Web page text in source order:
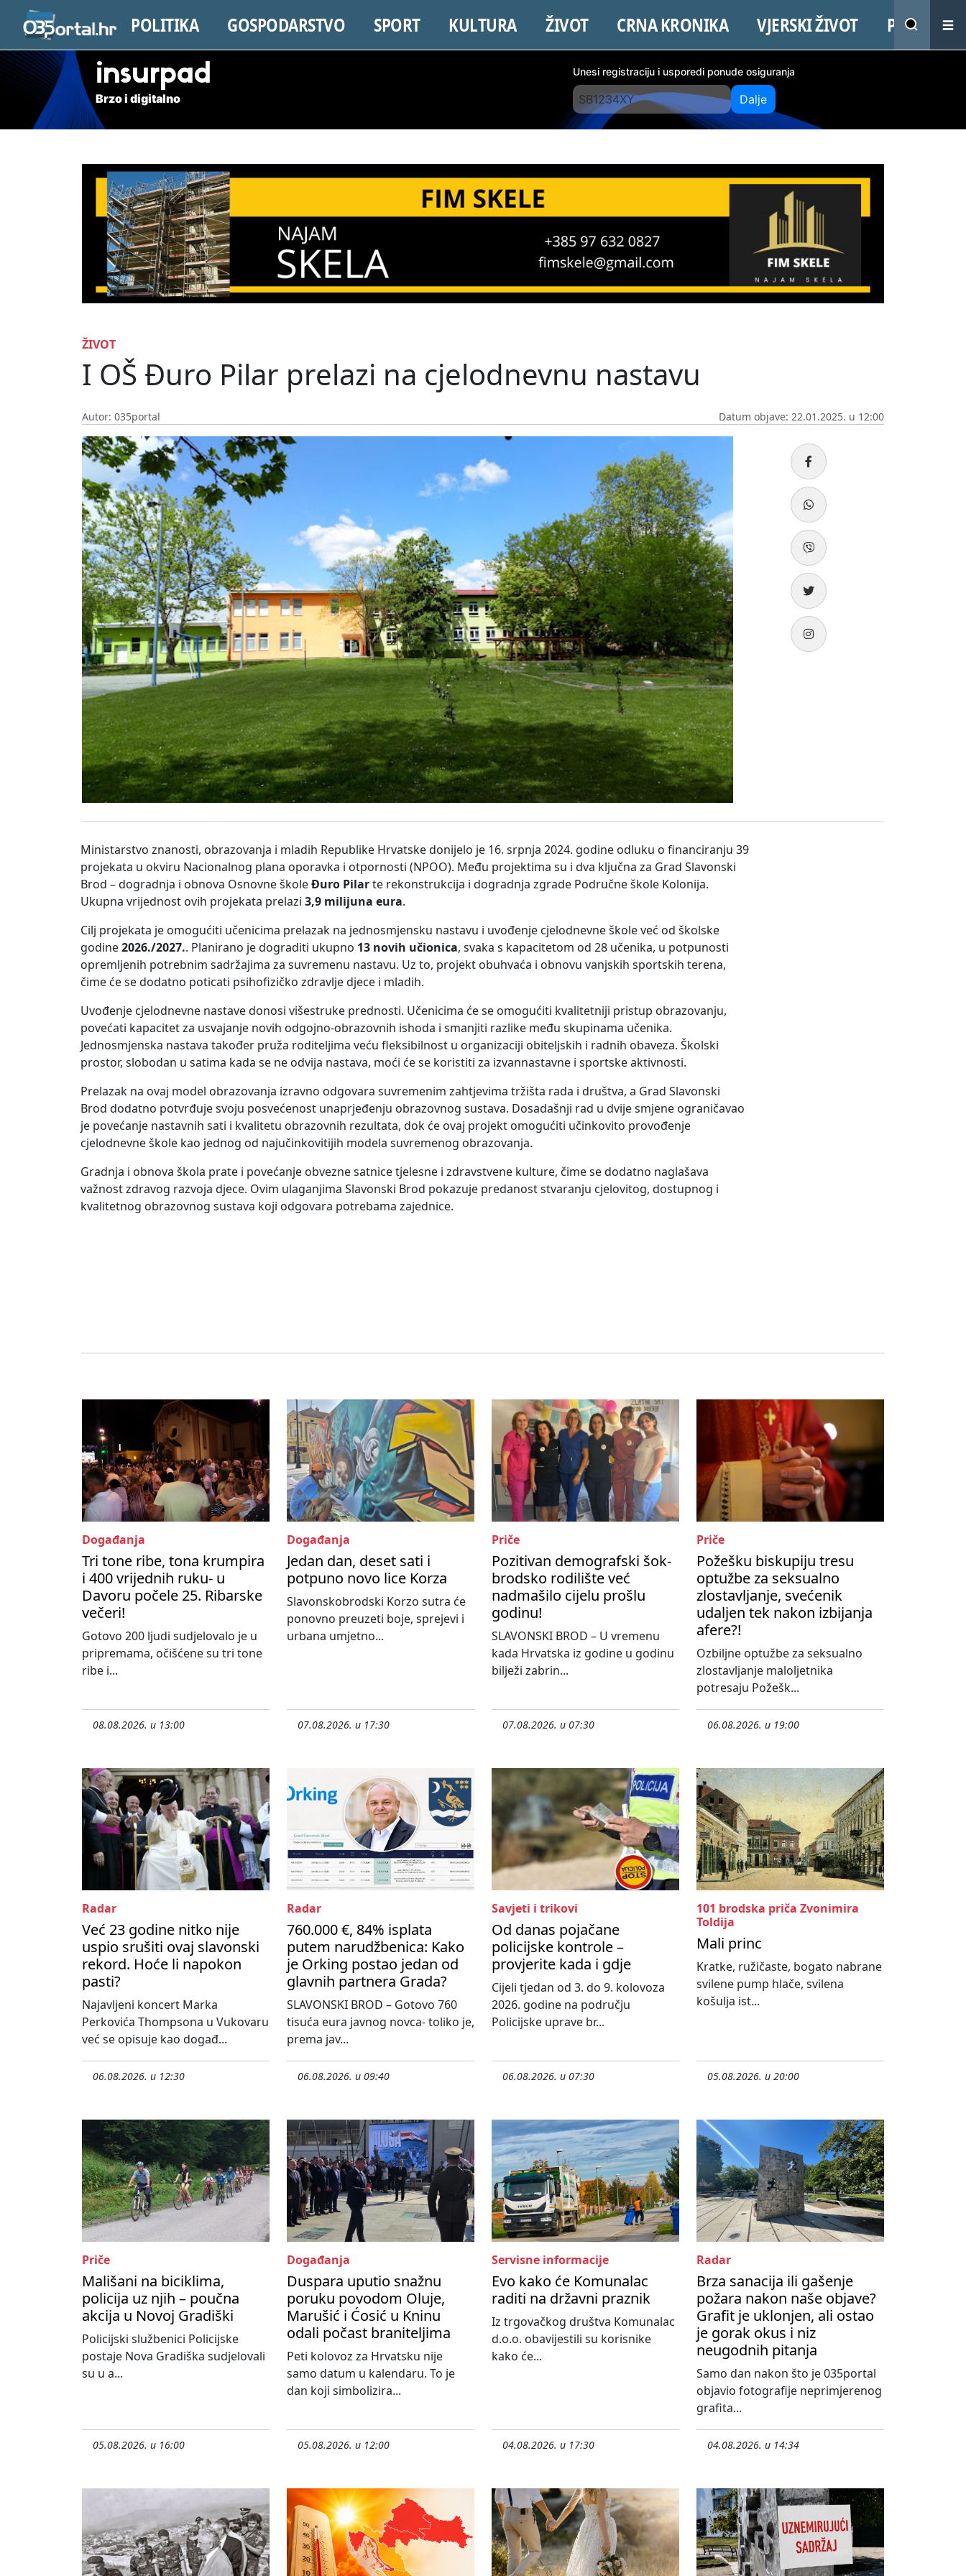
POLITIKA GOSPODARSTVO SPORT KULTURA ŽIVOT CRNA KRONIKA VJERSKI ŽIVOT PROMO
insurpad
Brzo i digitalno
Unesi registraciju i usporedi ponude osiguranja
Dalje
ŽIVOT
I OŠ Đuro Pilar prelazi na cjelodnevnu nastavu
Autor: 035portal Datum objave: 22.01.2025. u 12:00
Ministarstvo znanosti, obrazovanja i mladih Republike Hrvatske donijelo je 16. srpnja 2024. godine odluku o financiranju 39
projekata u okviru Nacionalnog plana oporavka i otpornosti (NPOO). Među projektima su i dva ključna za Grad Slavonski
Brod – dogradnja i obnova Osnovne školeĐuro Pilarte rekonstrukcija i dogradnja zgrade Područne škole Kolonija.
Ukupna vrijednost ovih projekata prelazi 3,9 milijuna eura.
Cilj projekata je omogućiti učenicima prelazak na jednosmjensku nastavu i uvođenje cjelodnevne škole već od školske
godine2026./2027.. Planirano je dograditi ukupno 13 novih učionica, svaka s kapacitetom od 28 učenika, u potpunosti
opremljenih potrebnim sadržajima za suvremenu nastavu. Uz to, projekt obuhvaća i obnovu vanjskih sportskih terena,
čime će se dodatno poticati psihofizičko zdravlje djece i mladih.
Uvođenje cjelodnevne nastave donosi višestruke prednosti. Učenicima će se omogućiti kvalitetniji pristup obrazovanju,
povećati kapacitet za usvajanje novih odgojno-obrazovnih ishoda i smanjiti razlike među skupinama učenika.
Jednosmjenska nastava također pruža roditeljima veću fleksibilnost u organizaciji obiteljskih i radnih obaveza. Školski
prostor, slobodan u satima kada se ne odvija nastava, moći će se koristiti za izvannastavne i sportske aktivnosti.
Prelazak na ovaj model obrazovanja izravno odgovara suvremenim zahtjevima tržišta rada i društva, a Grad Slavonski
Brod dodatno potvrđuje svoju posvećenost unaprjeđenju obrazovnog sustava. Dosadašnji rad u dvije smjene ograničavao
je povećanje nastavnih sati i kvalitetu obrazovnih rezultata, dok će ovaj projekt omogućiti učinkovito provođenje
cjelodnevne škole kao jednog od najučinkovitijih modela suvremenog obrazovanja.
Gradnja i obnova škola prate i povećanje obvezne satnice tjelesne i zdravstvene kulture, čime se dodatno naglašava
važnost zdravog razvoja djece. Ovim ulaganjima Slavonski Brod pokazuje predanost stvaranju cjelovitog, dostupnog i
kvalitetnog obrazovnog sustava koji odgovara potrebama zajednice.
Događanja
Tri tone ribe, tona krumpira
i 400 vrijednih ruku- u
Davoru počele 25. Ribarske
večeri!
Gotovo 200 ljudi sudjelovalo je u
pripremama, očišćene su tri tone
ribe i...
08.08.2026. u 13:00
Događanja
Jedan dan, deset sati i
potpuno novo lice Korza
Slavonskobrodski Korzo sutra će
ponovno preuzeti boje, sprejevi i
urbana umjetno...
07.08.2026. u 17:30
Priče
Pozitivan demografski šok-
brodsko rodilište već
nadmašilo cijelu prošlu
godinu!
SLAVONSKI BROD – U vremenu
kada Hrvatska iz godine u godinu
bilježi zabrin...
07.08.2026. u 07:30
Priče
Požešku biskupiju tresu
optužbe za seksualno
zlostavljanje, svećenik
udaljen tek nakon izbijanja
afere?!
Ozbiljne optužbe za seksualno
zlostavljanje maloljetnika
potresaju Požešk...
06.08.2026. u 19:00
Radar
Već 23 godine nitko nije
uspio srušiti ovaj slavonski
rekord. Hoće li napokon
pasti?
Najavljeni koncert Marka
Perkovića Thompsona u Vukovaru
već se opisuje kao događ...
06.08.2026. u 12:30
Radar
760.000 €, 84% isplata
putem narudžbenica: Kako
je Orking postao jedan od
glavnih partnera Grada?
SLAVONSKI BROD – Gotovo 760
tisuća eura javnog novca- toliko je,
prema jav...
06.08.2026. u 09:40
Savjeti i trikovi
Od danas pojačane
policijske kontrole –
provjerite kada i gdje
Cijeli tjedan od 3. do 9. kolovoza
2026. godine na području
Policijske uprave br...
06.08.2026. u 07:30
101 brodska priča Zvonimira
Toldija
Mali princ
Kratke, ružičaste, bogato nabrane
svilene pump hlače, svilena
košulja ist...
05.08.2026. u 20:00
Priče
Mališani na biciklima,
policija uz njih – poučna
akcija u Novoj Gradiški
Policijski službenici Policijske
postaje Nova Gradiška sudjelovali
su u a...
05.08.2026. u 16:00
Događanja
Duspara uputio snažnu
poruku povodom Oluje,
Marušić i Ćosić u Kninu
odali počast braniteljima
Peti kolovoz za Hrvatsku nije
samo datum u kalendaru. To je
dan koji simbolizira...
05.08.2026. u 12:00
Servisne informacije
Evo kako će Komunalac
raditi na državni praznik
Iz trgovačkog društva Komunalac
d.o.o. obavijestili su korisnike
kako će...
04.08.2026. u 17:30
Radar
Brza sanacija ili gašenje
požara nakon naše objave?
Grafit je uklonjen, ali ostao
je gorak okus i niz
neugodnih pitanja
Samo dan nakon što je 035portal
objavio fotografije neprimjerenog
grafita...
04.08.2026. u 14:34